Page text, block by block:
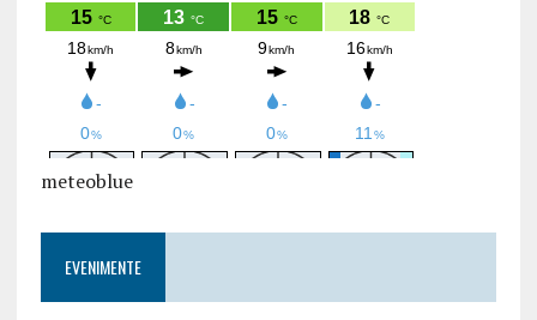
meteoblue
EVENIMENTE